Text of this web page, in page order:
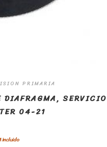
PRIMARIA
DIAFRAGMA, SERVICIO
04-21
incluido